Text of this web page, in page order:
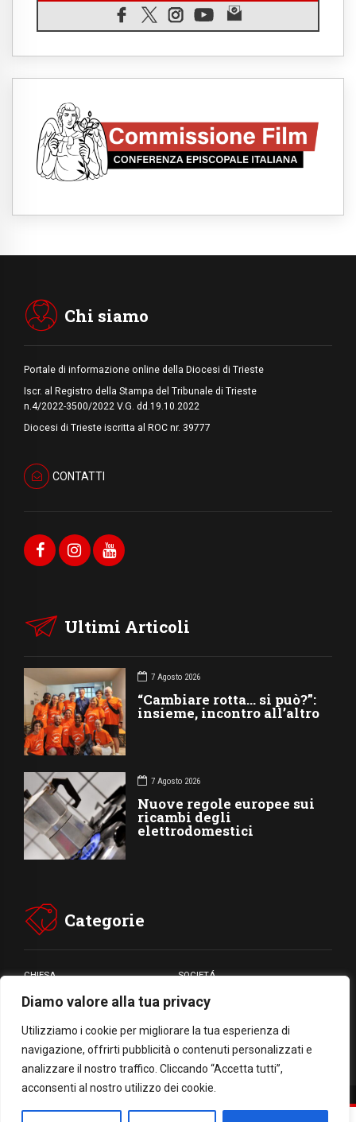
Diamo valore alla tua privacy
Utilizziamo i cookie per migliorare la tua esperienza di
navigazione, offrirti pubblicità o contenuti personalizzati e
analizzare il nostro traffico. Cliccando “Accetta tutti”,
acconsenti al nostro utilizzo dei cookie.
06.08.2026
Il grazie dei giovani al Papa: "Oggi ci
Leone XIV: la rivoluzione del Vangelo
06.08.2026
Fra Marco Vianelli: alla scuola di san
Francesco per imparare il Vangelo della
pace
Chi siamo
Portale di informazione online della Diocesi di Trieste
Iscr. al Registro della Stampa del Tribunale di Trieste
n.4/2022-3500/2022 V.G. dd.19.10.2022
Diocesi di Trieste iscritta al ROC nr. 39777
CONTATTI
Ultimi Articoli
7 Agosto 2026
“Cambiare rotta… si può?”:
insieme, incontro all’altro
7 Agosto 2026
Nuove regole europee sui
ricambi degli
elettrodomestici
Categorie
CHIESA SOCIETÁ
CARITÁ GIUBILEO
CULTURA MEDIA